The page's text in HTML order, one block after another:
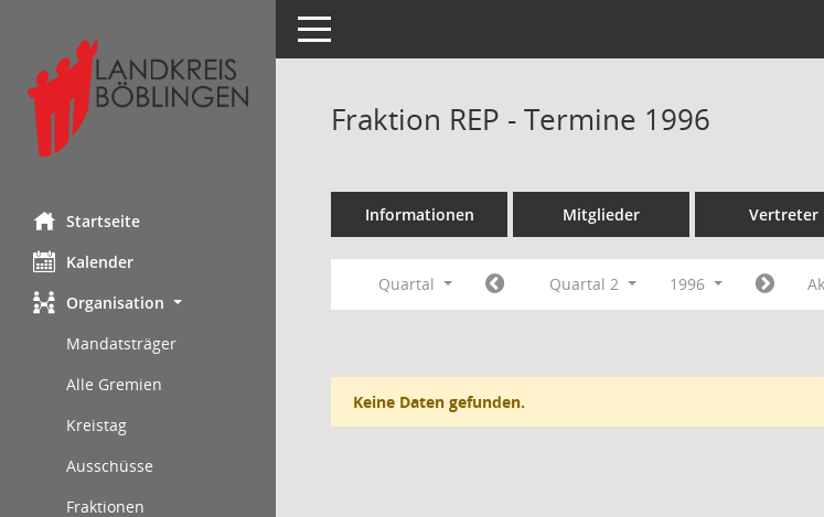
Startseite
Kalender
Organisation
Mandatsträger
Alle Gremien
Kreistag
Ausschüsse
Fraktionen
Toggle navigation
Fraktion REP - Termine 1996
Informationen Mitglieder Vertreter
Quartal Quartal 2 1996
Keine Daten gefunden.